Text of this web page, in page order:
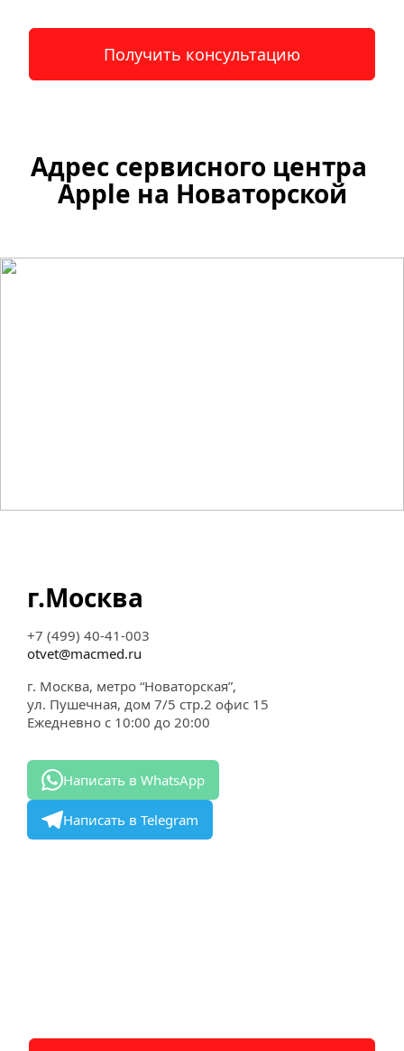
Получить консультацию
Адрес сервисного центра
Apple на Новаторской
г.Москва
+7 (499) 40-41-003
otvet@macmed.ru
г. Москва, метро “Новаторская”,
ул. Пушечная, дом 7/5 стр.2 офис 15
Ежедневно с 10:00 до 20:00
Написать в WhatsApp
Написать в Telegram